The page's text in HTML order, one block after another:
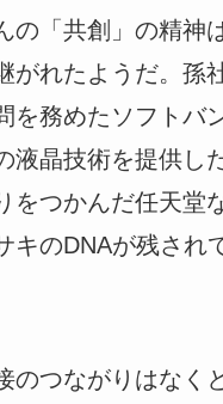
の「共創」の精神
がれたようだ。孫
を務めたソフトバ
液晶技術を提供し
をつかんだ任天堂
キのDNAが残され
つながりはなく